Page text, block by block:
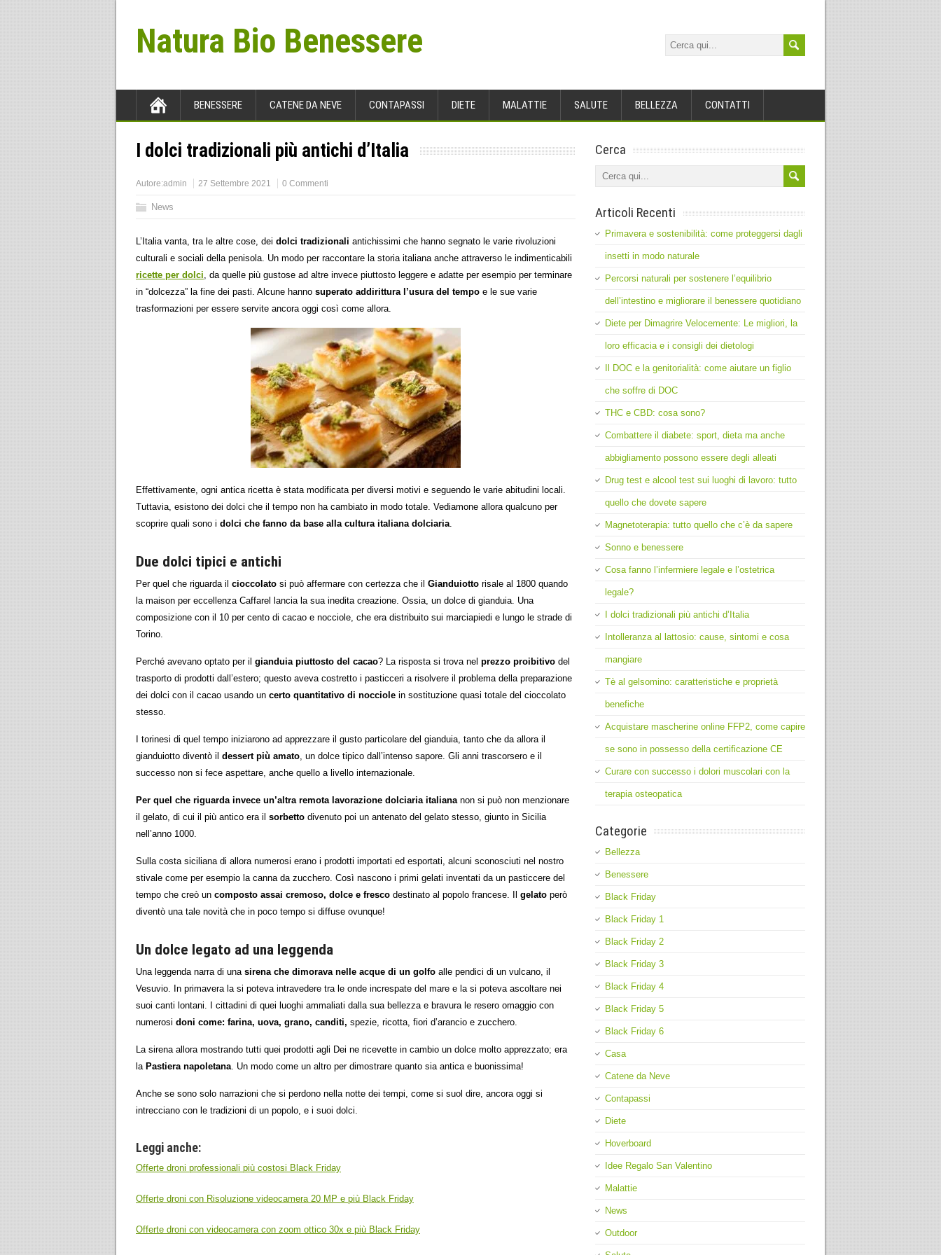
Natura Bio Benessere
BENESSERE CATENE DA NEVE CONTAPASSI DIETE MALATTIE SALUTE BELLEZZA CONTATTI
I dolci tradizionali più antichi d’Italia
Autore:admin 27 Settembre 2021 0 Commenti
News
L’Italia vanta, tra le altre cose, dei dolci tradizionali antichissimi che hanno segnato le varie rivoluzioni
culturali e sociali della penisola. Un modo per raccontare la storia italiana anche attraverso le indimenticabili
ricette per dolci, da quelle più gustose ad altre invece piuttosto leggere e adatte per esempio per terminare
in “dolcezza” la fine dei pasti. Alcune hanno superato addirittura l’usura del tempo e le sue varie
trasformazioni per essere servite ancora oggi così come allora.
Effettivamente, ogni antica ricetta è stata modificata per diversi motivi e seguendo le varie abitudini locali.
Tuttavia, esistono dei dolci che il tempo non ha cambiato in modo totale. Vediamone allora qualcuno per
scoprire quali sono i dolci che fanno da base alla cultura italiana dolciaria.
Due dolci tipici e antichi
Per quel che riguarda il cioccolato si può affermare con certezza che il Gianduiotto risale al 1800 quando
la maison per eccellenza Caffarel lancia la sua inedita creazione. Ossia, un dolce di gianduia. Una
composizione con il 10 per cento di cacao e nocciole, che era distribuito sui marciapiedi e lungo le strade di
Torino.
Perché avevano optato per il gianduia piuttosto del cacao? La risposta si trova nel prezzo proibitivo del
trasporto di prodotti dall’estero; questo aveva costretto i pasticceri a risolvere il problema della preparazione
dei dolci con il cacao usando un certo quantitativo di nocciole in sostituzione quasi totale del cioccolato
stesso.
I torinesi di quel tempo iniziarono ad apprezzare il gusto particolare del gianduia, tanto che da allora il
gianduiotto diventò il dessert più amato, un dolce tipico dall’intenso sapore. Gli anni trascorsero e il
successo non si fece aspettare, anche quello a livello internazionale.
Per quel che riguarda invece un’altra remota lavorazione dolciaria italiananon si può non menzionare
il gelato, di cui il più antico era il sorbetto divenuto poi un antenato del gelato stesso, giunto in Sicilia
nell’anno 1000.
Sulla costa siciliana di allora numerosi erano i prodotti importati ed esportati, alcuni sconosciuti nel nostro
stivale come per esempio la canna da zucchero. Così nascono i primi gelati inventati da un pasticcere del
tempo che creò un composto assai cremoso, dolce e fresco destinato al popolo francese. Il gelato però
diventò una tale novità che in poco tempo si diffuse ovunque!
Un dolce legato ad una leggenda
Una leggenda narra di unasirena che dimorava nelle acque di un golfo alle pendici di un vulcano, il
Vesuvio. In primavera la si poteva intravedere tra le onde increspate del mare e la si poteva ascoltare nei
suoi canti lontani. I cittadini di quei luoghi ammaliati dalla sua bellezza e bravura le resero omaggio con
numerosi doni come: farina, uova, grano, canditi, spezie, ricotta, fiori d’arancio e zucchero.
La sirena allora mostrando tutti quei prodotti agli Dei ne ricevette in cambio un dolce molto apprezzato; era
la Pastiera napoletana. Un modo come un altro per dimostrare quanto sia antica e buonissima!
Anche se sono solo narrazioni che si perdono nella notte dei tempi, come si suol dire, ancora oggi si
intrecciano con le tradizioni di un popolo, e i suoi dolci.
Leggi anche:
Offerte droni professionali più costosi Black Friday
Offerte droni con Risoluzione videocamera 20 MP e più Black Friday
Offerte droni con videocamera con zoom ottico 30x e più Black Friday
Cerca
Articoli Recenti
Primavera e sostenibilità: come proteggersi dagli
insetti in modo naturale
Percorsi naturali per sostenere l’equilibrio
dell’intestino e migliorare il benessere quotidiano
Diete per Dimagrire Velocemente: Le migliori, la
loro efficacia e i consigli dei dietologi
Il DOC e la genitorialità: come aiutare un figlio
che soffre di DOC
THC e CBD: cosa sono?
Combattere il diabete: sport, dieta ma anche
abbigliamento possono essere degli alleati
Drug test e alcool test sui luoghi di lavoro: tutto
quello che dovete sapere
Magnetoterapia: tutto quello che c’è da sapere
Sonno e benessere
Cosa fanno l’infermiere legale e l’ostetrica
legale?
I dolci tradizionali più antichi d’Italia
Intolleranza al lattosio: cause, sintomi e cosa
mangiare
Tè al gelsomino: caratteristiche e proprietà
benefiche
Acquistare mascherine online FFP2, come capire
se sono in possesso della certificazione CE
Curare con successo i dolori muscolari con la
terapia osteopatica
Categorie
Bellezza
Benessere
Black Friday
Black Friday 1
Black Friday 2
Black Friday 3
Black Friday 4
Black Friday 5
Black Friday 6
Casa
Catene da Neve
Contapassi
Diete
Hoverboard
Idee Regalo San Valentino
Malattie
News
Outdoor